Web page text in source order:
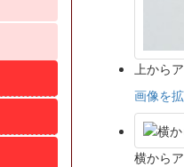
上から
画像を
横から